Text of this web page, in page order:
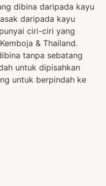
dibina daripada kayu
daripada kayu
ciri-ciri yang
& Thailand.
tanpa sebatang
untuk dipisahkan
untuk berpindah ke